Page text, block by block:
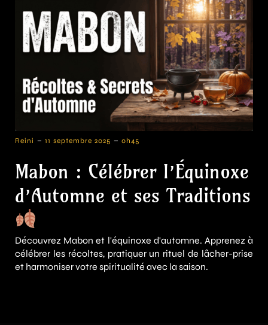
Reini - 11 septembre 2025 - 0h45
Mabon : Célébrer l’Équinoxe
d’Automne et ses Traditions
Découvrez Mabon et l'équinoxe d'automne. Apprenez à
célébrer les récoltes, pratiquer un rituel de lâcher-prise
et harmoniser votre spiritualité avec la saison.